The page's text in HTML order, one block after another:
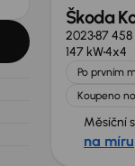
Škoda
202387
147 kW4x4
Po prvním
Koupeno
Měsíční
na míru